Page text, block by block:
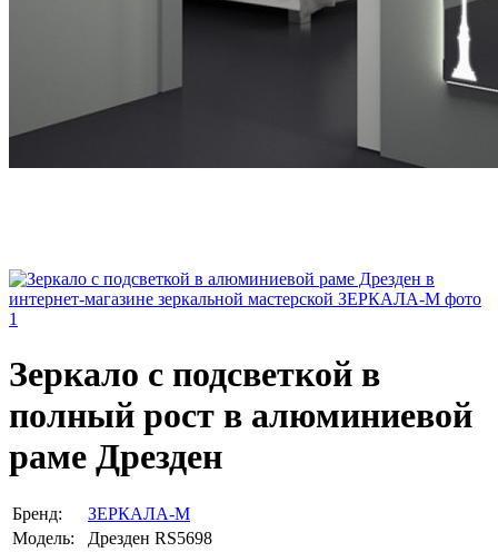
Зеркало с подсветкой в
полный рост в алюминиевой
раме Дрезден
Бренд:
ЗЕРКАЛА-М
Модель:
Дрезден RS5698